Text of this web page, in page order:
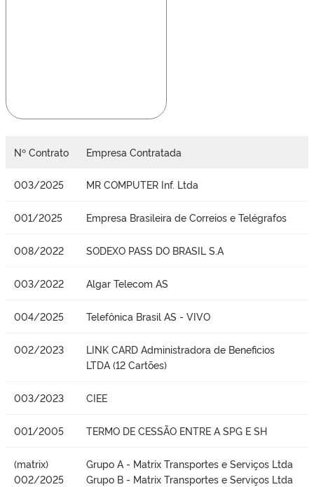
Nº Contrato Empresa Contratada
003/2025 MR COMPUTER Inf. Ltda
001/2025 Empresa Brasileira de Correios e Telégrafos
008/2022 SODEXO PASS DO BRASIL S.A
003/2022 Algar Telecom AS
004/2025 Telefônica Brasil AS - VIVO
002/2023
LINK CARD Administradora de Beneficios
LTDA (12 Cartões)
003/2023 CIEE
001/2005 TERMO DE CESSÃO ENTRE A SPG E SH
(matrix)
002/2025
Grupo A - Matrix Transportes e Serviços Ltda
Grupo B - Matrix Transportes e Serviços Ltda